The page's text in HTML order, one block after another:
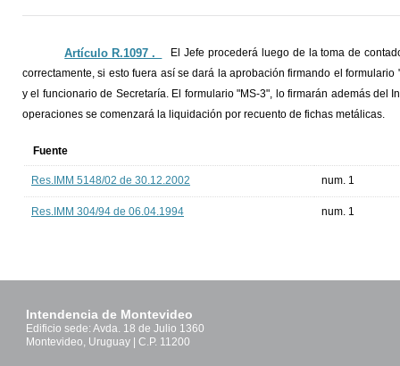
Artículo R.1097 ._
El Jefe procederá luego de la toma de
correctamente, si esto fuera así se dará la aprobación firmando el
y el funcionario de Secretaría. El formulario "MS-3", lo firmarán además del
operaciones se comenzará la liquidación por recuento de fichas metálicas.
Fuente
Res.IMM 5148/02 de 30.12.2002 num. 1
Res.IMM 304/94 de 06.04.1994 num. 1
Intendencia de Montevideo
Edificio sede: Avda. 18 de Julio 1360
Montevideo, Uruguay | C.P. 11200